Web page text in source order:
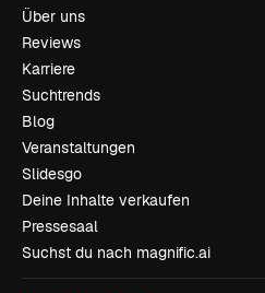
Über uns
Reviews
Karriere
Suchtrends
Blog
Veranstaltungen
Slidesgo
Deine Inhalte verkaufen
Pressesaal
Suchst du nach magnific.ai